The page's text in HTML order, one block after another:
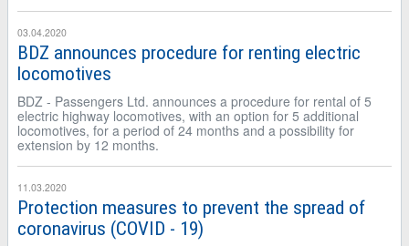
03.04.2020
BDZ announces procedure for renting electric
locomotives
BDZ - Passengers Ltd. announces a procedure for rental of 5
electric highway locomotives, with an option for 5 additional
locomotives, for a period of 24 months and a possibility for
extension by 12 months.
11.03.2020
Protection measures to prevent the spread of
coronavirus (COVID - 19)